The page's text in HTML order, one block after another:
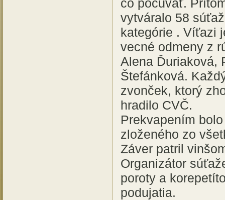
čo počúvať.
vytváralo 58
kategórie . Víťazi
vecné odmeny z
Alena Ďuriaková,
Štefánková.
zvonček, ktorý
hradilo CVČ.
Prekvapením
zloženého zo
Záver patril
Organizátor
poroty a
podujatia.